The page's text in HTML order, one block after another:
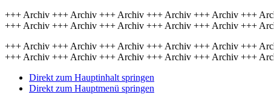
+++ Archiv +++ Archiv +++ Archiv +++ Archiv +++ Archiv +++
+++ Archiv +++ Archiv +++ Archiv +++ Archiv +++ Archiv +++
+++ Archiv +++ Archiv +++ Archiv +++ Archiv +++ Archiv +++
+++ Archiv +++ Archiv +++ Archiv +++ Archiv +++ Archiv +++
Direkt zum Hauptinhalt springen
Direkt zum Hauptmenü springen